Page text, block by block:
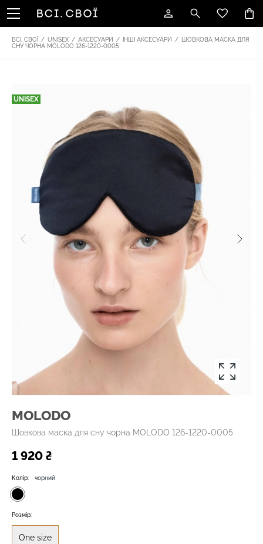
ВСІ. СВОЇ / UNISEX / АКСЕСУАРИ / ІНШІ АКСЕСУАРИ /
ШОВКОВА МАСКА ДЛЯ
СНУ ЧОРНА MOLODO 126-1220-0005
UNISEX
MOLODO
Шовкова маска для сну чорна MOLODO 126-1220-0005
1 920 ₴
Колір: чорний
Розмір:
One size